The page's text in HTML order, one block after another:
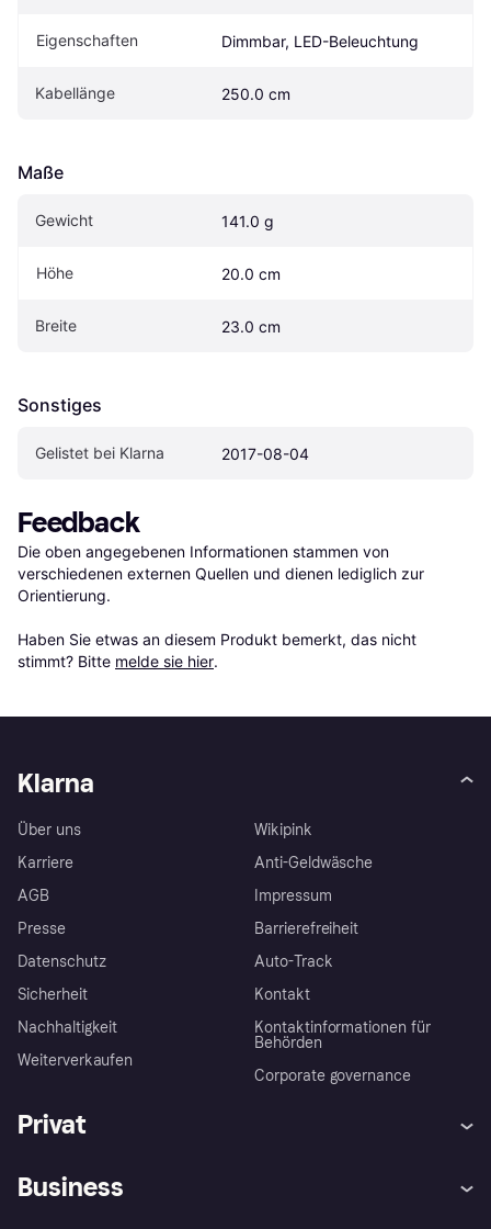
Eigenschaften Dimmbar, LED-Beleuchtung
Kabellänge 250.0 cm
Maße
Gewicht 141.0 g
Höhe 20.0 cm
Breite 23.0 cm
Sonstiges
Gelistet bei Klarna 2017-08-04
Feedback
Die oben angegebenen Informationen stammen von
verschiedenen externen Quellen und dienen lediglich zur
Orientierung.
Haben Sie etwas an diesem Produkt bemerkt, das nicht
stimmt? Bitte melde sie hier.
Klarna
Über uns
Karriere
AGB
Presse
Datenschutz
Sicherheit
Nachhaltigkeit
Weiterverkaufen
Wikipink
Anti-Geldwäsche
Impressum
Barrierefreiheit
Auto-Track
Kontakt
Kontaktinformationen für
Behörden
Corporate governance
Privat
Business